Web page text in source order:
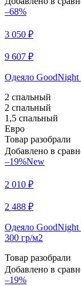
–68%
3 050 ₽
9 607 ₽
Одеяло GoodNight
2 спальный
2 спальный
1,5 спальный
Евро
Товар разобрали
Добавлено в
–19%New
2 010 ₽
2 488 ₽
Одеяло
300 гр/м2
Товар разобрали
Добавлено в
–19%